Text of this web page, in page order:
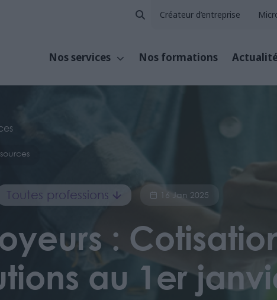
Créateur d’entreprise
Nos services Nos formations
Toutes professions 16 Jan 2025
:
au 1er